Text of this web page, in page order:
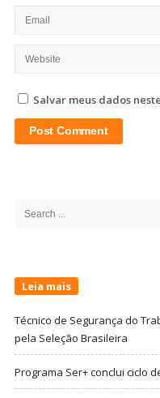
Salvar meus dados
Search
Leia mais
Técnico de Segurança do
pela Seleção Brasileira
Programa Ser+ conclui ciclo